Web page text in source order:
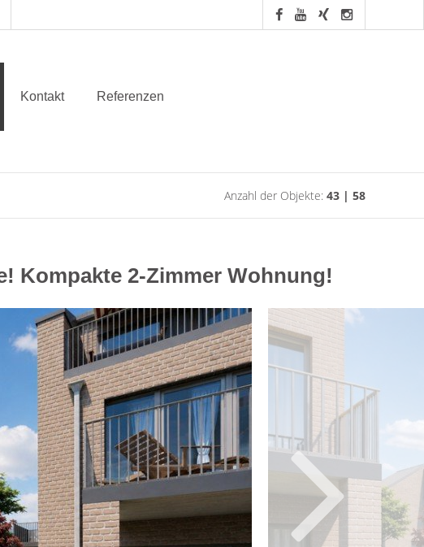
Kontakt Referenzen
Anzahl der Objekte: 43 | 58
Kompakte 2-Zimmer Wohnung!